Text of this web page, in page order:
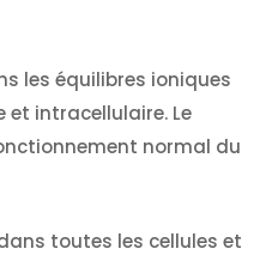
les équilibres ioniques
et intracellulaire. Le
normal du
toutes les cellules et